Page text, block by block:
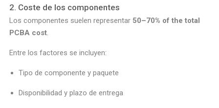
2. Coste de los componentes
Los componentes suelen representar 50–70% of the total
PCBA cost.
Entre los factores se incluyen:
Tipo de componente y paquete
Disponibilidad y plazo de entrega